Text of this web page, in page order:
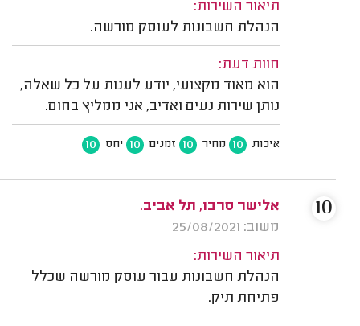
תיאור השירות:
הנהלת חשבונות לעוסק מורשה.
חוות דעת:
הוא מאוד מקצועי, יודע לענות על כל שאלה,
נותן שירות נעים ואדיב, אני ממליץ בחום.
איכות 10 מחיר 10 זמנים 10 יחס 10
אלישר סרבו, תל אביב.
משוב: 25/08/2021
תיאור השירות:
הנהלת חשבונות עבור עוסק מורשה שכלל
פתיחת תיק.
10